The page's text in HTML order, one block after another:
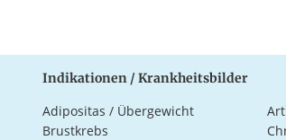
Indikationen / Krankheitsbilder
Adipositas / Übergewicht
Brustkrebs